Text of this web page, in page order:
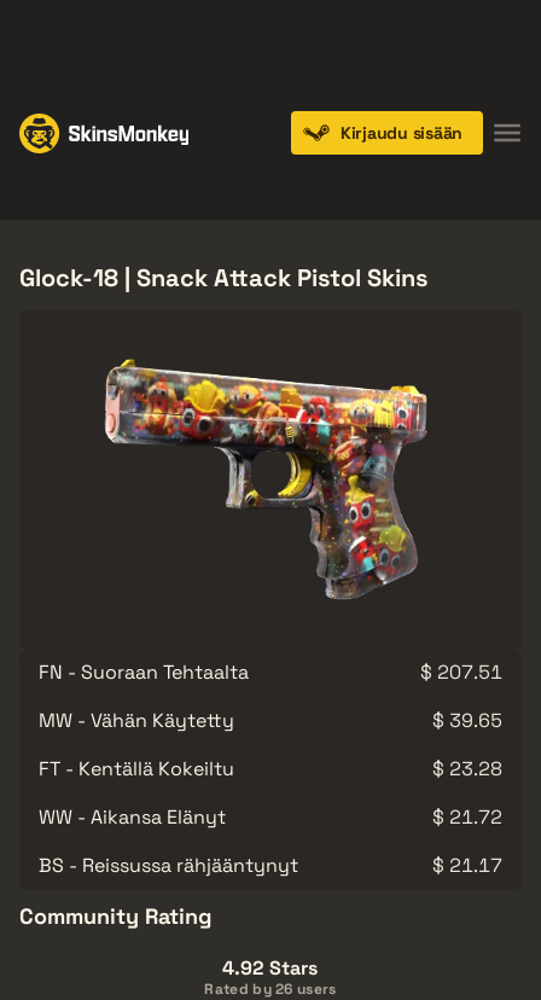
Kirjaudu sisään
Glock-18 | Snack Attack Pistol Skins
FN - Suoraan Tehtaalta
$ 207.51
MW - Vähän Käytetty
$ 39.65
FT - Kentällä Kokeiltu
$ 23.28
WW - Aikansa Elänyt
$ 21.72
BS - Reissussa rähjääntynyt
$ 21.17
Community Rating
4.92 Stars
Rated by 26 users